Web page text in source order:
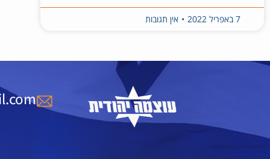
7 באפריל 2022 אין תגובות